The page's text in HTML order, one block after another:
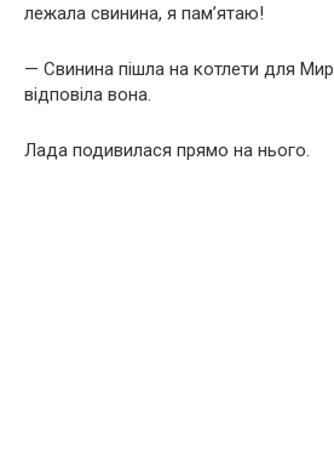
лежала свинина, я пам’ятаю!
— Свинина пішла на котлети для
відповіла вона.
Лада подивилася прямо на нього.